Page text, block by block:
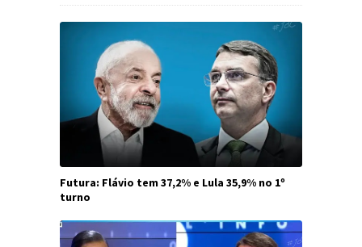
Futura: Flávio tem 37,2% e Lula 35,9% no 1º
turno